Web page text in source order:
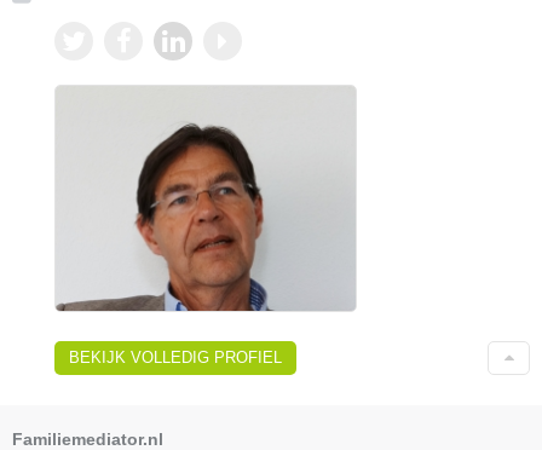
BEKIJK VOLLEDIG PROFIEL
Familiemediator.nl